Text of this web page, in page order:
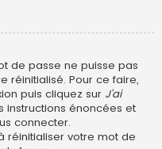
de passe ne puisse pas
réinitialisé. Pour ce faire,
puis cliquez sur J’ai
instructions énoncées et
connecter.
réinitialiser votre mot de